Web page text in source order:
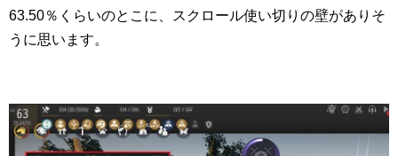
63.50％くらいのとこに、スクロール使い切りの壁がありそ
うに思います。